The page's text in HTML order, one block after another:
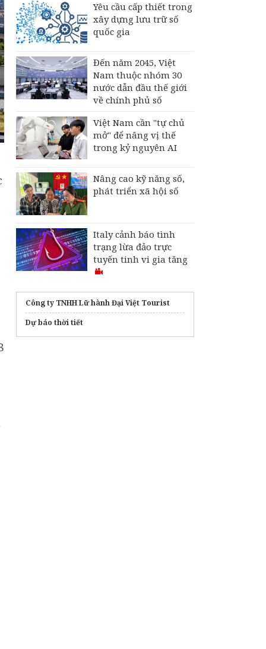
Yêu cầu cấp thiết trong
xây dựng lưu trữ số
quốc gia
Đến năm 2045, Việt
Nam thuộc nhóm 30
nước dẫn đầu thế giới
về chính phủ số
Việt Nam cần "tự chủ
mở" để nâng vị thế
trong kỷ nguyên AI
Nâng cao kỹ năng số,
phát triển xã hội số
Italy cảnh báo tình
trạng lừa đảo trực
tuyến tinh vi gia tăng
Công ty TNHH Lữ hành Đại Việt Tourist
Dự báo thời tiết